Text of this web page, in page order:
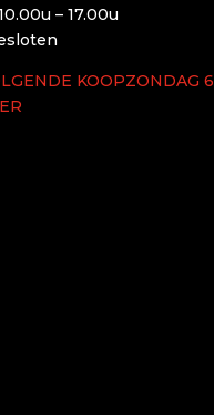
– 17.00u
KOOPZONDAG 6